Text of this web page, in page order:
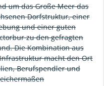
um das Große Meer das
Dorfstruktur, einer
und einer guten
zu den gefragten
Die Kombination aus
macht den Ort
Berufspendler und